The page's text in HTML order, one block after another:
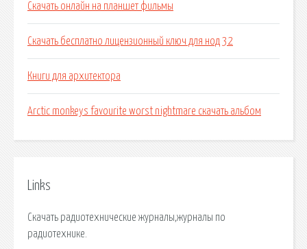
Скачать онлайн на планшет фильмы
Скачать бесплатно лицензионный ключ для нод 32
Книги для архитектора
Arctic monkeys favourite worst nightmare скачать альбом
Links
Скачать радиотехнические журналы,журналы по
радиотехнике.